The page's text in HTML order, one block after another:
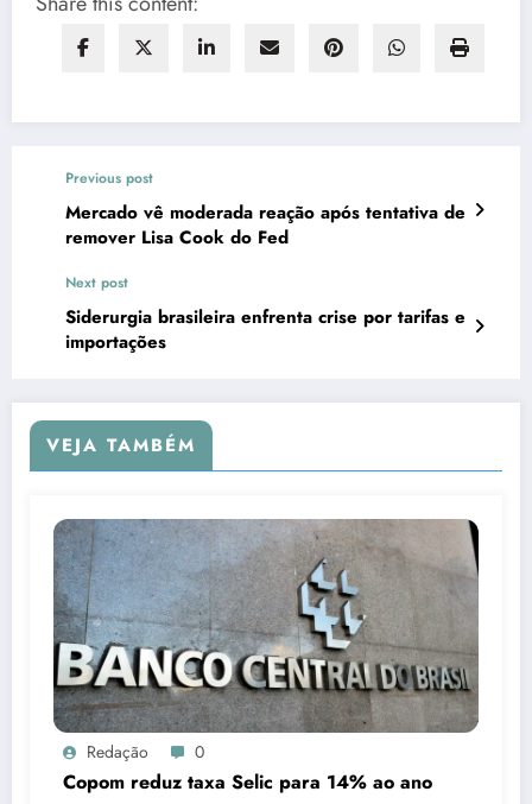
Previous post
Mercado vê moderada reação após tentativa de
remover Lisa Cook do Fed
Next post
Siderurgia brasileira enfrenta crise por tarifas e
importações
VEJA TAMBÉM
Redação 0
Copom reduz taxa Selic para 14% ao ano